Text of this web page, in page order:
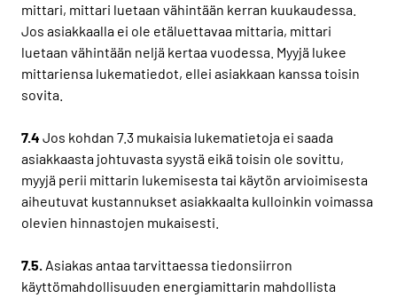
mittari, mittari luetaan vähintään kerran kuukaudessa.
Jos asiakkaalla ei ole etäluettavaa mittaria, mittari
luetaan vähintään neljä kertaa vuodessa. Myyjä lukee
mittariensa lukematiedot, ellei asiakkaan kanssa toisin
sovita.
7.4 Jos kohdan 7.3 mukaisia lukematietoja ei saada
asiakkaasta johtuvasta syystä eikä toisin ole sovittu,
myyjä perii mittarin lukemisesta tai käytön arvioimisesta
aiheutuvat kustannukset asiakkaalta kulloinkin voimassa
olevien hinnastojen mukaisesti.
7.5. Asiakas antaa tarvittaessa tiedonsiirron
käyttömahdollisuuden energiamittarin mahdollista